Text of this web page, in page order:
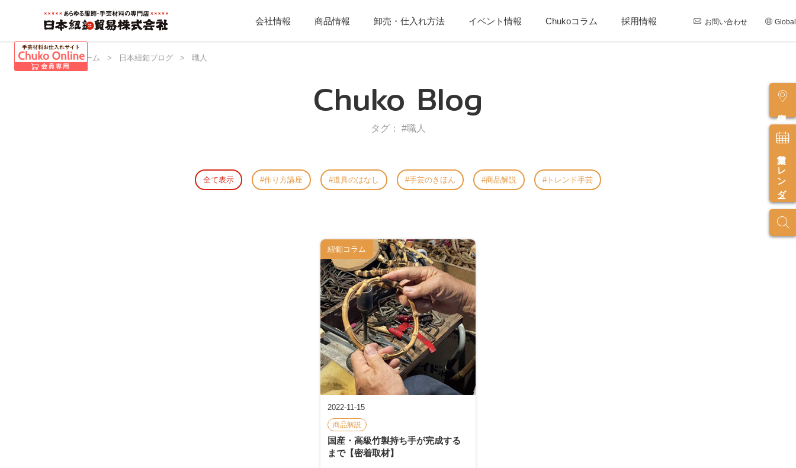
会社情報 商品情報 卸売・仕入れ方法 イベント情報 Chukoコラム 採用情報 お問い合わせ Global
営業カレンダー
日本紐釦 ホーム > 日本紐釦ブログ > 職人
Chuko Blog
タグ： #職人
全て表示 作り方講座 道具のはなし 手芸のきほん 商品解説 トレンド手芸
2022-11-15
商品解説
国産・高級竹製持ち手が完成する
まで【密着取材】
紐釦コラム